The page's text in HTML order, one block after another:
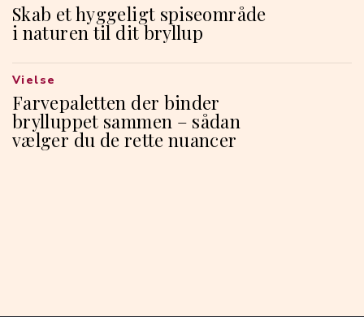
Skab et hyggeligt spiseområde
i naturen til dit bryllup
Farvepaletten der binder
brylluppet sammen – sådan
vælger du de rette nuancer
Vielse